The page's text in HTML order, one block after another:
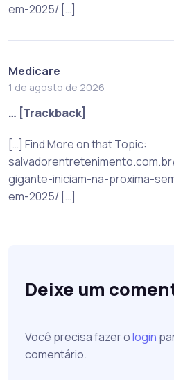
em-2025/ […]
Medicare
1 de agosto de 2026
… [Trackback]
[…] Find More on that Topic:
gigante-iniciam-na-proxima-
em-2025/ […]
Deixe um
Você precisa fazer ologin
comentário.